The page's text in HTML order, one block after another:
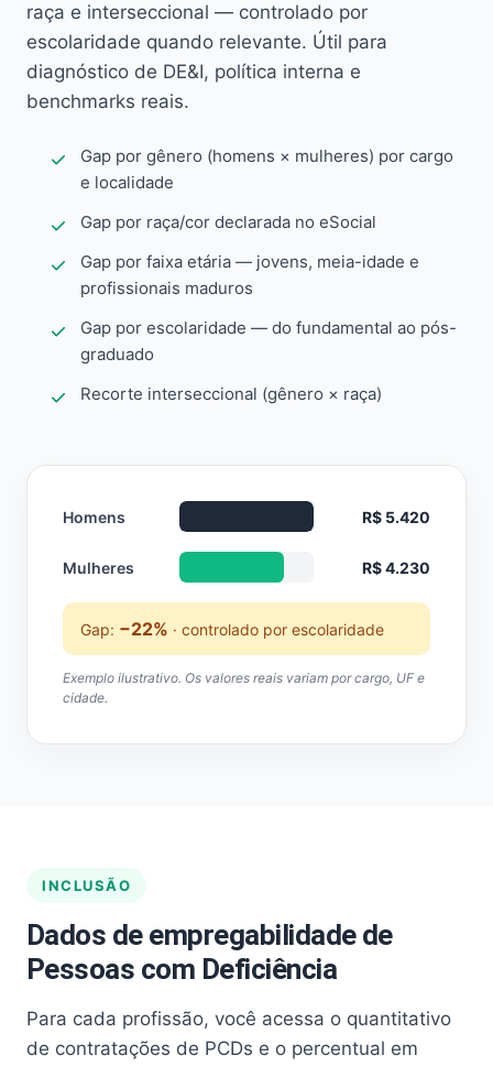
raça e interseccional — controlado por
escolaridade quando relevante. Útil para
diagnóstico de DE&I, política interna e
benchmarks reais.
Gap por gênero (homens × mulheres) por cargo
e localidade
Gap por raça/cor declarada no eSocial
Gap por faixa etária — jovens, meia-idade e
profissionais maduros
Gap por escolaridade — do fundamental ao pós-
graduado
Recorte interseccional (gênero × raça)
Homens R$ 5.420
Mulheres R$ 4.230
Gap: −22% · controlado por escolaridade
Exemplo ilustrativo. Os valores reais variam por cargo, UF e
cidade.
INCLUSÃO
Dados de empregabilidade de
Pessoas com Deficiência
Para cada profissão, você acessa o quantitativo
de contratações de PCDs e o percentual em